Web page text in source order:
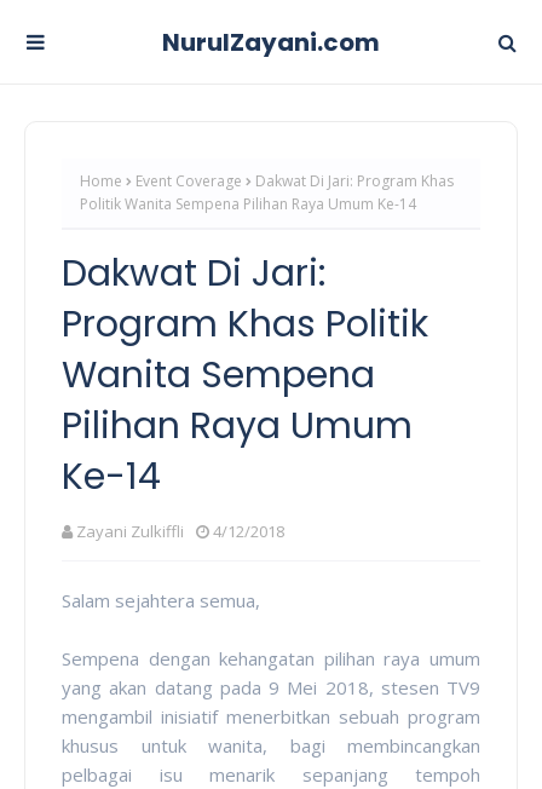
NurulZayani.com
Home Event Coverage
Dakwat Di Jari: Program Khas
Politik Wanita Sempena Pilihan Raya Umum Ke-14
Dakwat Di Jari:
Program Khas Politik
Wanita Sempena
Pilihan Raya Umum
Ke-14
Zayani Zulkiffli 4/12/2018
Salam sejahtera semua,
Sempena dengan kehangatan pilihan raya umum
yang akan datang pada 9 Mei 2018, stesen TV9
mengambil inisiatif menerbitkan sebuah program
khusus untuk wanita, bagi membincangkan
pelbagai isu menarik sepanjang tempoh